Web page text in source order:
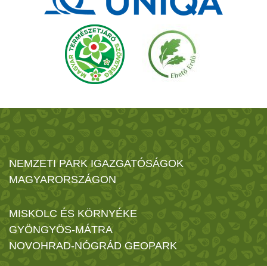
NEMZETI PARK IGAZGATÓSÁGOK
MAGYARORSZÁGON
MISKOLC ÉS KÖRNYÉKE
GYÖNGYÖS-MÁTRA
NOVOHRAD-NÓGRÁD GEOPARK